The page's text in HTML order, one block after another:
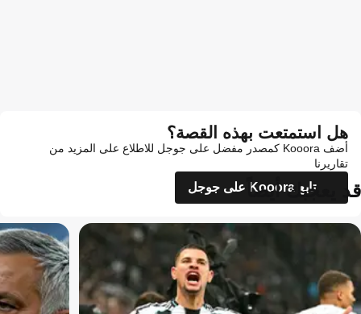
هل استمتعت بهذه القصة؟
أضف Kooora كمصدر مفضل على جوجل للاطلاع على المزيد من
تقاريرنا
تابع Kooora على جوجل
قد يعجبك أيضاً